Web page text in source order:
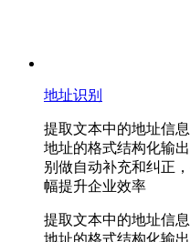
地址识别
提取文本中的地址信
地址的格式结构化输
别做自动补充和纠正
幅提升企业效率
提取文本中的地址信